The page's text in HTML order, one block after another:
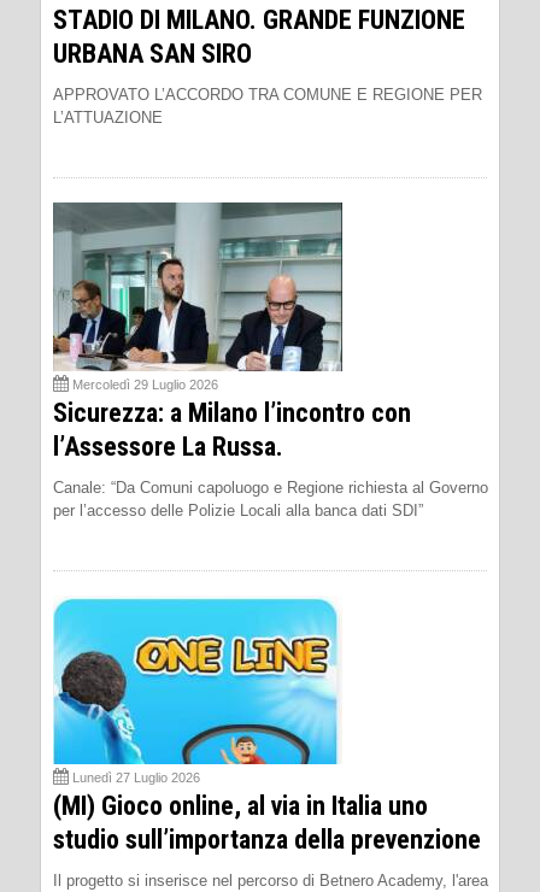
STADIO DI MILANO. GRANDE FUNZIONE
URBANA SAN SIRO
APPROVATO L’ACCORDO TRA COMUNE E REGIONE PER
L’ATTUAZIONE
Mercoledì 29 Luglio 2026
Sicurezza: a Milano l’incontro con
l’Assessore La Russa.
Canale: “Da Comuni capoluogo e Regione richiesta al Governo
per l’accesso delle Polizie Locali alla banca dati SDI”
Lunedì 27 Luglio 2026
(MI) Gioco online, al via in Italia uno
studio sull’importanza della prevenzione
Il progetto si inserisce nel percorso di Betnero Academy, l'area